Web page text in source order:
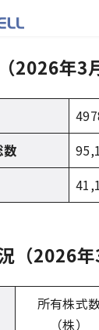
2026年3
数
（2026年
所有株式
（株）